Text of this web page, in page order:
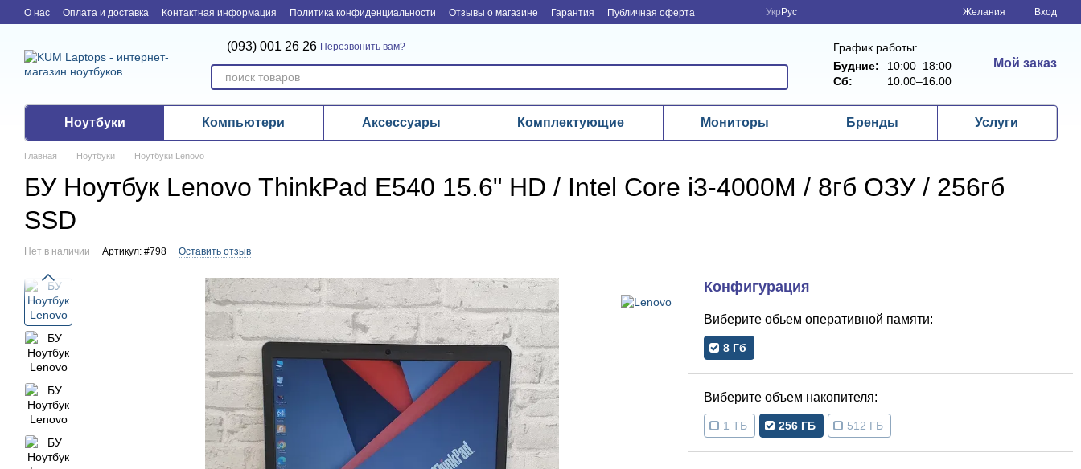
Перейти к основному контенту
О нас Оплата и доставка Контактная информация Политика конфиденциальности Отзывы о магазине Гарантия Публичная оферта Укр Рус Желания Вход
(093) 001 26 26 Перезвонить вам?
График работы:
Будние:
10:00–18:00
Сб:
10:00–16:00
Мой заказ
Ноутбуки Компьютери Аксессуары Комплектующие Мониторы Бренды Услуги
Главная Ноутбуки Ноутбуки Lenovo
БУ Ноутбук Lenovo ThinkPad E540 15.6" HD / Intel Core i3-4000M / 8гб ОЗУ / 256гб
SSD
Нет в наличии Артикул: #798 Оставить отзыв
обьем оперативной памяти
8 Гб
объем накопителя
1 ТБ 256 ГБ 512 ГБ